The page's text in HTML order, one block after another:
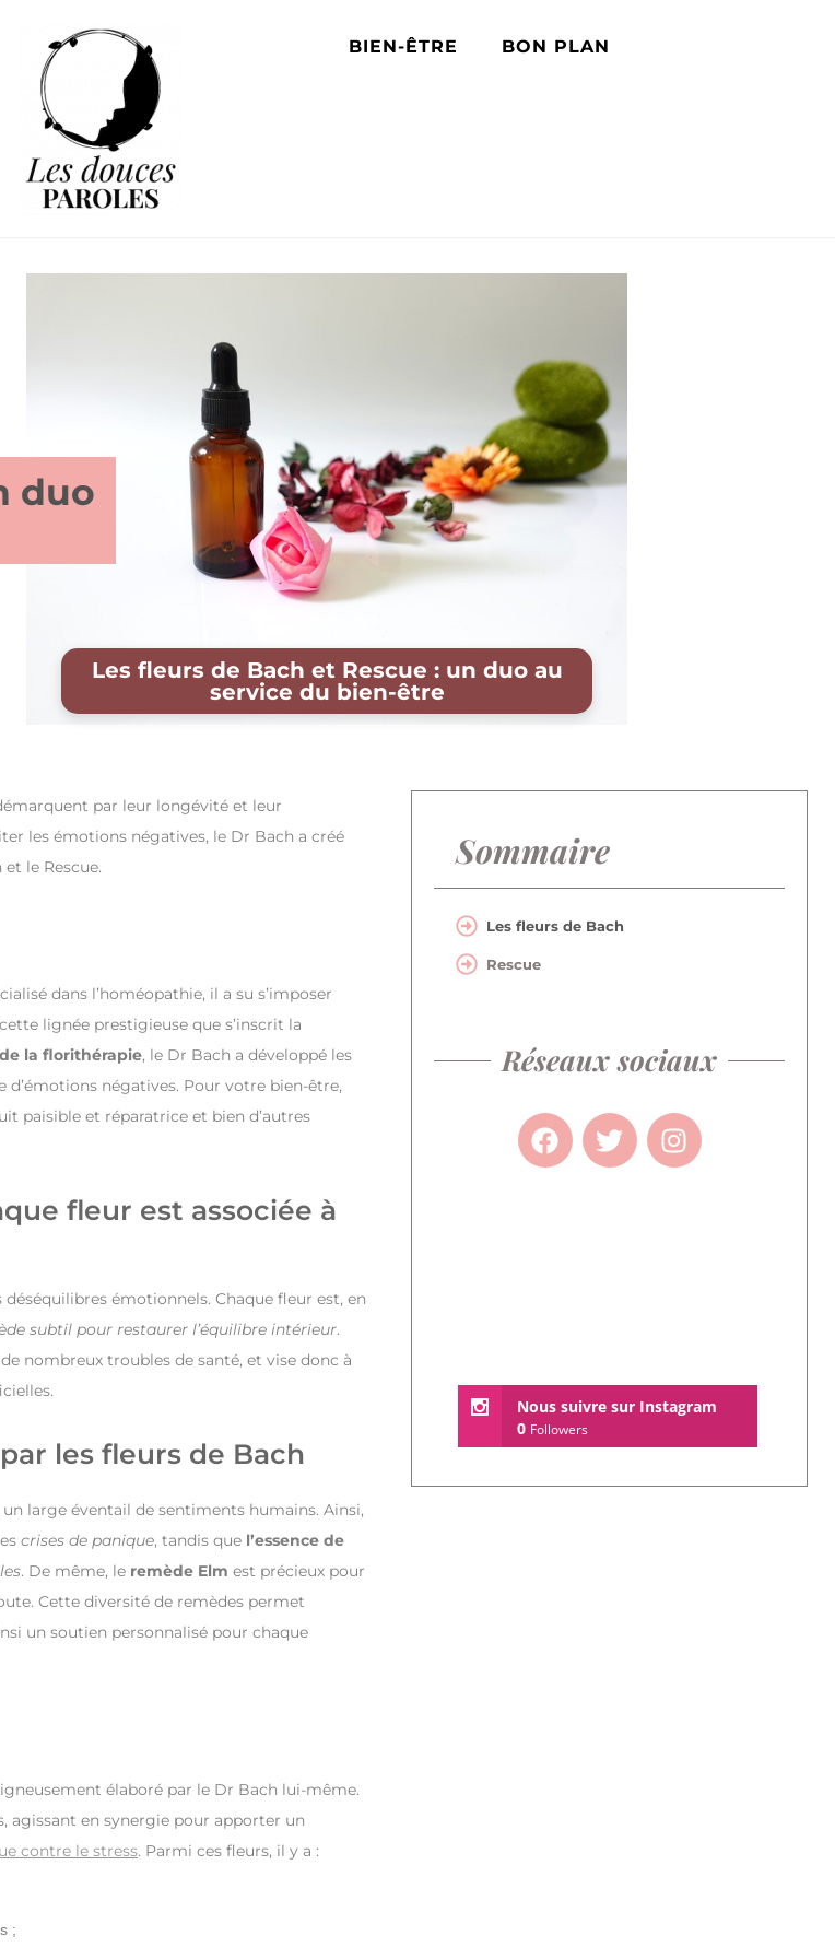
BIEN-ÊTRE BON PLAN
duo
Les fleurs de Bach et Rescue : un duo au
service du bien-être
par leur longévité et leur
les émotions négatives, le Dr Bach a créé
le Rescue.
dans l’homéopathie, il a su s’imposer
lignée prestigieuse que s’inscrit la
la florithérapie, le Dr Bach a développé les
négatives. Pour votre bien-être,
paisible et réparatrice et bien d’autres
fleur est associée à
émotionnels. Chaque fleur est, en
subtil pour restaurer l’équilibre intérieur.
nombreux troubles de santé, et vise donc à
les fleurs de Bach
large éventail de sentiments humains. Ainsi,
crises de panique, tandis que l’essence de
. De même, le remède Elm est précieux pour
Cette diversité de remèdes permet
un soutien personnalisé pour chaque
élaboré par le Dr Bach lui-même.
agissant en synergie pour apporter un
contre le stress. Parmi ces fleurs, il y a :
;
Sommaire
Les fleurs de Bach
Rescue
Réseaux sociaux
Nous suivre sur Instagram
0 Followers